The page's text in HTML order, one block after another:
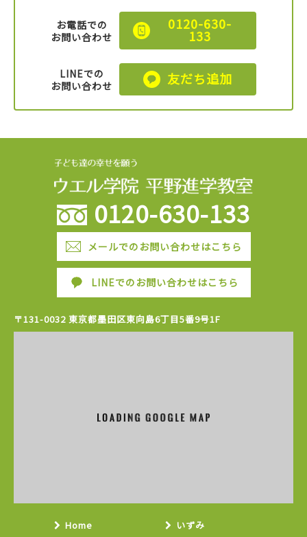
お電話での
お問い合わせ
0120-630-
133
LINEでの
お問い合わせ
友だち追加
0120-630-133
メールでのお問い合わせはこちら
LINEでのお問い合わせはこちら
〒131-0032 東京都墨田区東向島6丁目5番9号1F
Home
いずみ